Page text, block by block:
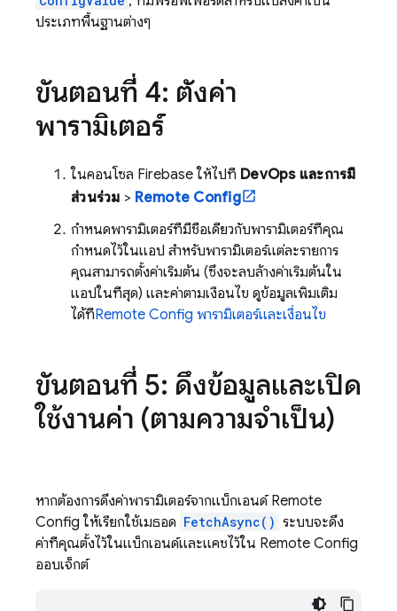
ประเภทพื้นฐานต่างๆ
ขั้นตอนที่ 4: ตั้งค่า
พารามิเตอร์
ในคอนโซล Firebase ให้ไปที่ DevOps และการมี
ส่วนร่วม > Remote Config
กำหนดพารามิเตอร์ที่มีชื่อเดียวกับพารามิเตอร์ที่คุณ
กำหนดไว้ในแอป สำหรับพารามิเตอร์แต่ละรายการ
คุณสามารถตั้งค่าเริ่มต้น (ซึ่งจะลบล้างค่าเริ่มต้นใน
แอปในที่สุด) และค่าตามเงื่อนไข ดูข้อมูลเพิ่มเติม
ได้ที่Remote Config พารามิเตอร์และเงื่อนไข
ขั้นตอนที่ 5: ดึงข้อมูลและเปิด
ใช้งานค่า (ตามความจำเป็น)
หากต้องการดึงค่าพารามิเตอร์จากแบ็กเอนด์Remote
Config ให้เรียกใช้เมธอด FetchAsync() ระบบจะดึง
ค่าที่คุณตั้งไว้ในแบ็กเอนด์และแคชไว้ใน Remote Config
ออบเจ็กต์